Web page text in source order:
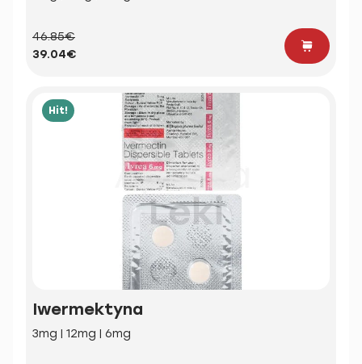
46.85€
39.04€
Hit!
Iwermektyna
3mg | 12mg | 6mg